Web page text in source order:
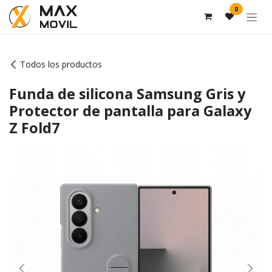
Ir al contenido 0
Todos los productos
Funda de silicona Samsung Gris y
Protector de pantalla para Galaxy
Z Fold7